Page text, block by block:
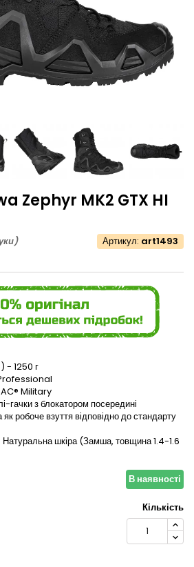
Zephyr MK2 GTX HI
Артикул: art1493
- 1250 г
Military
гачки з блокатором посередині
робоче взуття відповідно до стандарту
Натуральна шкіра (Замша, товщина 1.4-1.6
В наявності
Кількість